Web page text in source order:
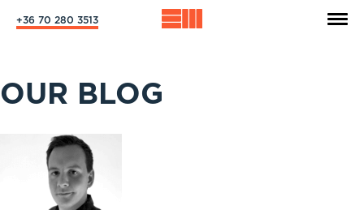
+36 70 280 3513
OUR BLOG